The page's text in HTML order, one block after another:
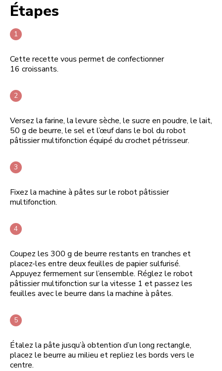
Étapes
Cette recette vous permet de confectionner
16 croissants.
Versez la farine, la levure sèche, le sucre en poudre, le lait,
50 g de beurre, le sel et l’œuf dans le bol du robot
pâtissier multifonction équipé du crochet pétrisseur.
Fixez la machine à pâtes sur le robot pâtissier
multifonction.
Coupez les 300 g de beurre restants en tranches et
placez-les entre deux feuilles de papier sulfurisé.
Appuyez fermement sur l’ensemble. Réglez le robot
pâtissier multifonction sur la vitesse 1 et passez les
feuilles avec le beurre dans la machine à pâtes.
Étalez la pâte jusqu’à obtention d’un long rectangle,
placez le beurre au milieu et repliez les bords vers le
centre.